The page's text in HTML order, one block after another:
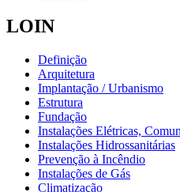
LOIN
Definição
Arquitetura
Implantação / Urbanismo
Estrutura
Fundação
Instalações Elétricas,
Instalações Hidrossanitárias
Prevenção à Incêndio
Instalações de Gás
Climatização